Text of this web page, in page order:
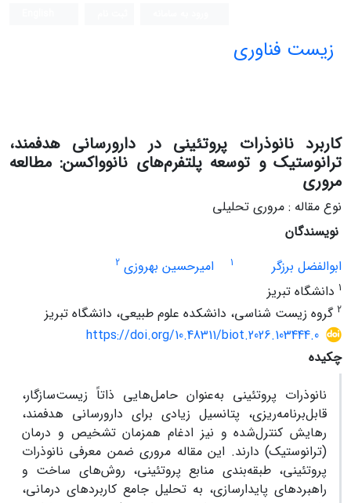
زیست فناوری
کاربرد نانوذرات پروتئینی در دارورسانی هدفمند،
ترانوستیک و توسعه پلتفرم‌های نانوواکسن: مطالعه
مروری
نوع مقاله : مروری تحلیلی
نویسندگان
ابوالفضل برزگر
1 امیرحسین بهروزی 2
1 دانشگاه تبریز
2 گروه زیست شناسی، دانشکده علوم طبیعی، دانشگاه تبریز
https://doi.org/10.48311/biot.2026.103444.0
چکیده
نانوذرات پروتئینی به‌عنوان حامل‌هایی ذاتاً زیست‌سازگار،
قابل‌برنامه‌ریزی، پتانسیل زیادی برای دارورسانی هدفمند،
رهایش کنترل‌شده و نیز ادغام همزمان تشخیص و درمان
(ترانوستیک) دارند. این مقاله مروری ضمن معرفی نانوذرات
پروتئینی، طبقه‌بندی منابع پروتئینی، روش‌های ساخت و
راهبردهای پایدارسازی، به تحلیل جامع کاربردهای درمانی،